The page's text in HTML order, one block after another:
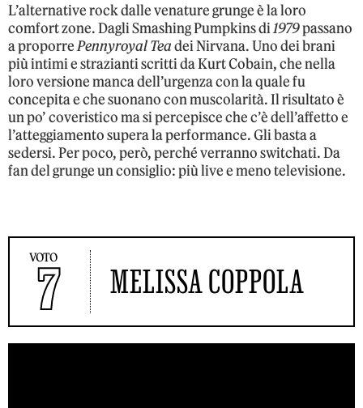
L’alternative rock dalle venature grunge è la loro
comfort zone. Dagli Smashing Pumpkins di1979passano
a proporrePennyroyal Teadei Nirvana. Uno dei brani
più intimi e strazianti scritti da Kurt Cobain, che nella
loro versione manca dell’urgenza con la quale fu
concepita e che suonano con muscolarità. Il risultato è
un po’ coveristico ma si percepisce che c’è dell’affetto e
l’atteggiamento supera la performance. Gli basta a
sedersi. Per poco, però, perché verranno switchati. Da
fan del grunge un consiglio: più live e meno televisione.
VOTO
7 MELISSA COPPOLA